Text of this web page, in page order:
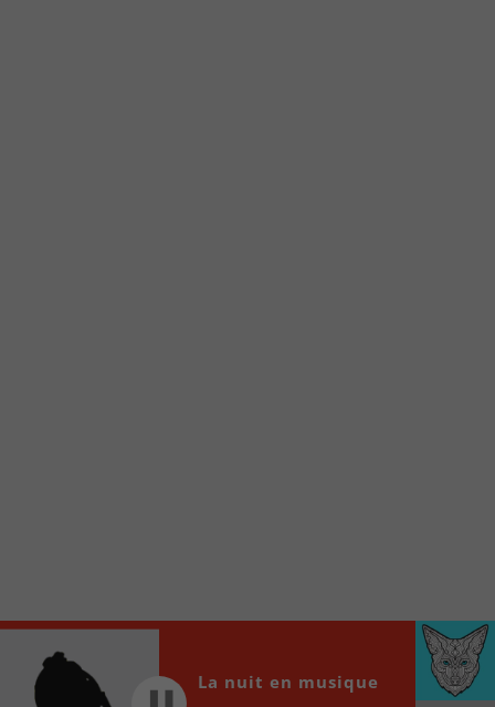
locale vous sont maintenant accessibles en un clic!
Audio
Player
00:00 00:00
La nuit en musique